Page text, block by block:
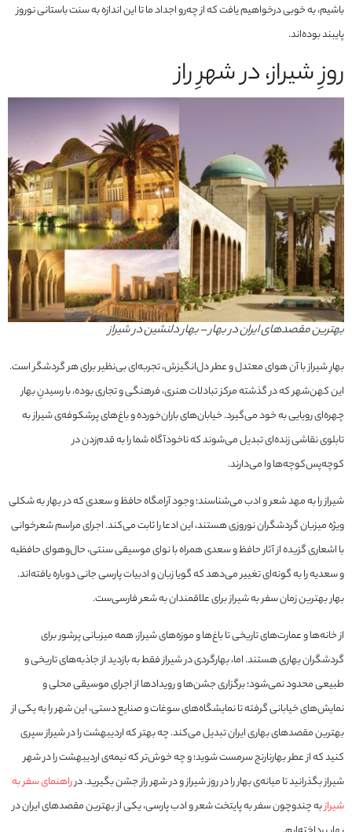
باشیم، به خوبی درخواهیم یافت که از چه‌رو اجداد ما تا این اندازه به سنت باستانی نوروز
پایبند بوده‌اند.
روزِ شیراز، در شهرِ راز
بهترین مقصدهای ایران در بهار – بهار دلنشین در شیراز
بهارِ شیراز با آن هوای معتدل و عطر دل‌انگیزش، تجربه‌ای بی‌نظیر برای هر گردشگر است.
این کهن‌شهر که در گذشته مرکز تبادلات هنری، فرهنگی و تجاری بوده، با رسیدنِ بهار
چهره‌ای رویایی به خود می‌گیرد. خیابان‌های باران‌خورده و باغ‌های پرشکوفه‌ی شیراز به
تابلوی نقاشی‌ زنده‌ای تبدیل می‌شوند که ناخودآگاه شما را به قدم‌زدن در
کوچه‌پس‌کوچه‌ها وا می‌دارند.
شیراز را به مهد شعر و ادب می‌شناسند؛ وجود آرامگاه‌ حافظ و سعدی که در بهار به شکلی
ویژه میزبان گردشگران نوروزی هستند، این ادعا را ثابت می‌کند. اجرای مراسم شعرخوانی
با اشعاری گزیده از آثار حافظ و سعدی همراه با نوای موسیقی سنتی، حال‌وهوای حافظیه
و سعدیه را به گونه‌ای تغییر می‌دهد که گویا زبان و ادبیات پارسی جانی دوباره یافته‌اند.
بهار بهترین زمان سفر به شیراز برای علاقمندان به شعر فارسی‌ست.
از خانه‌ها و عمارت‌های تاریخی تا باغ‌ها و موزه‌های شیراز، همه میزبانی پرشور برای
گردشگران بهاری هستند. اما، بهارگردی در شیراز فقط به بازدید از جاذبه‌های تاریخی و
طبیعی محدود نمی‌شود؛ برگزاری جشن‌ها و رویدادها از اجرای موسیقی محلی و
نمایش‌های خیابانی گرفته تا نمایشگاه‌های سوغات و صنایع دستی، این شهر را به یکی از
بهترین مقصدهای بهاری ایران تبدیل می‌کند. چه بهتر که اردیبهشت را در شیراز سپری
کنید که از عطر بهارنارنج سرمست شوید؛ و چه خوش‌تر که نیمه‌ی اردیبهشت را در شهر
شیراز بگذرانید تا میانه‌ی بهار را در روز شیراز و در شهر راز جشن بگیرید. درراهنمای سفر به
شیرازبه چندوچون سفر به پایتخت شعر و ادب پارسی، یکی از بهترین مقصدهای ایران در